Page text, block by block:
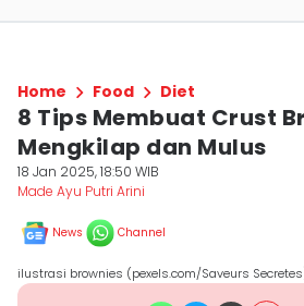
Home Food Diet
8 Tips Membuat Crust
Mengkilap dan Mulus
18 Jan 2025, 18:50 WIB
Made Ayu Putri Arini
News Channel
ilustrasi brownies (pexels.com/Saveurs